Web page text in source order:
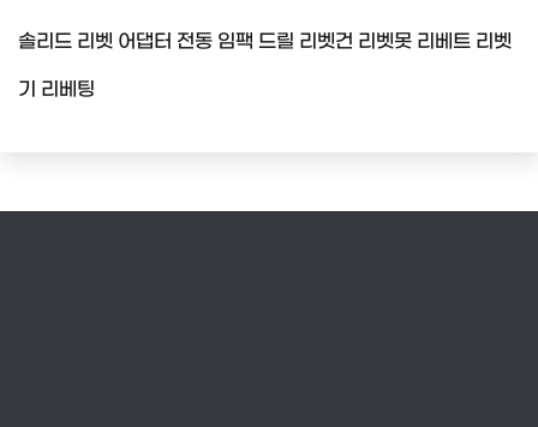
솔리드 리벳 어댑터 전동 임팩 드릴 리벳건 리벳못 리베트 리벳
기 리베팅